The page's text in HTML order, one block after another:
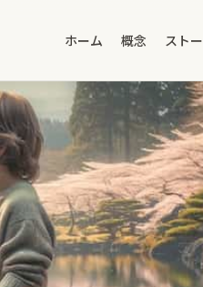
ホーム 概念 スト